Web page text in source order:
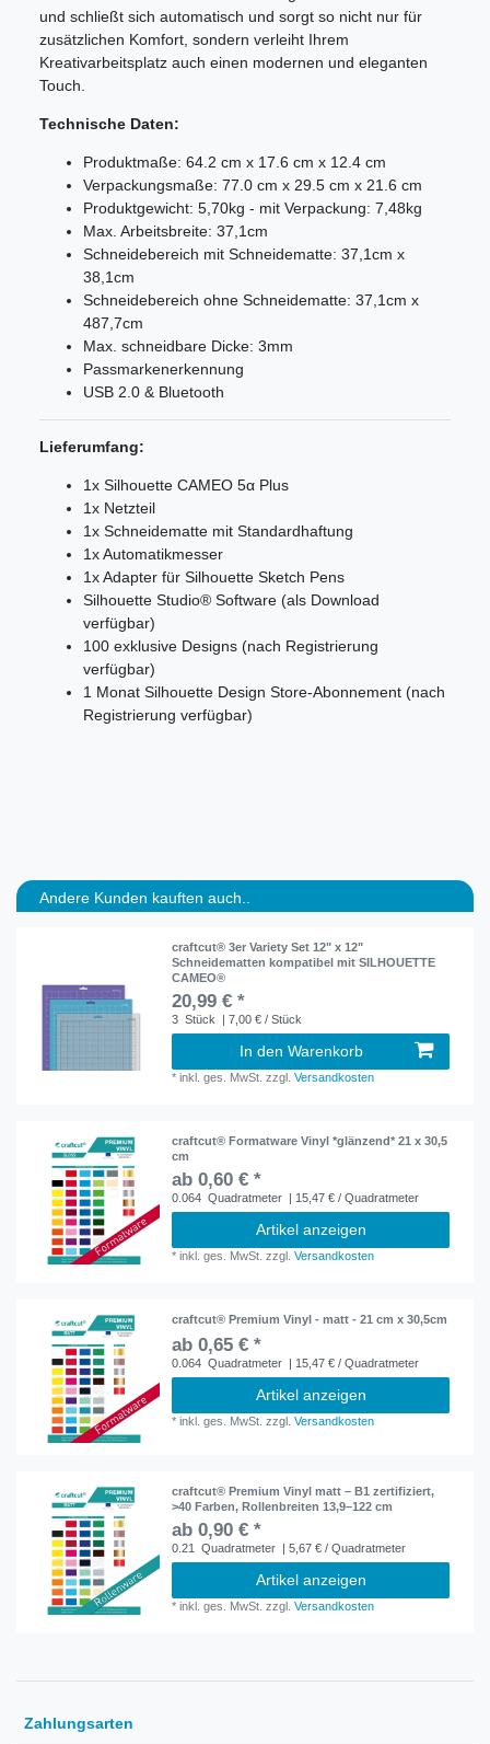
und schließt sich automatisch und sorgt so nicht nur für
zusätzlichen Komfort, sondern verleiht Ihrem
Kreativarbeitsplatz auch einen modernen und eleganten
Touch.
Technische Daten:
Produktmaße: 64.2 cm x 17.6 cm x 12.4 cm
Verpackungsmaße: 77.0 cm x 29.5 cm x 21.6 cm
Produktgewicht: 5,70kg - mit Verpackung: 7,48kg
Max. Arbeitsbreite: 37,1cm
Schneidebereich mit Schneidematte: 37,1cm x
38,1cm
Schneidebereich ohne Schneidematte: 37,1cm x
487,7cm
Max. schneidbare Dicke: 3mm
Passmarkenerkennung
USB 2.0 & Bluetooth
Lieferumfang:
1x Silhouette CAMEO 5α Plus
1x Netzteil
1x Schneidematte mit Standardhaftung
1x Automatikmesser
1x Adapter für Silhouette Sketch Pens
Silhouette Studio® Software (als Download
verfügbar)
100 exklusive Designs (nach Registrierung
verfügbar)
1 Monat Silhouette Design Store-Abonnement (nach
Registrierung verfügbar)
Andere Kunden kauften auch..
craftcut® 3er Variety Set 12" x 12"
Schneidematten kompatibel mit SILHOUETTE
CAMEO®
20,99 € *
3 Stück | 7,00 € / Stück
In den Warenkorb
*inkl. ges. MwSt. zzgl.Versandkosten
craftcut® Formatware Vinyl *glänzend* 21 x 30,5
cm
ab 0,60 € *
0.064 Quadratmeter | 15,47 € / Quadratmeter
Artikel anzeigen
*inkl. ges. MwSt. zzgl.Versandkosten
craftcut® Premium Vinyl - matt - 21 cm x 30,5cm
ab 0,65 € *
0.064 Quadratmeter | 15,47 € / Quadratmeter
Artikel anzeigen
*inkl. ges. MwSt. zzgl.Versandkosten
craftcut® Premium Vinyl matt – B1 zertifiziert,
>40 Farben, Rollenbreiten 13,9–122 cm
ab 0,90 € *
0.21 Quadratmeter | 5,67 € / Quadratmeter
Artikel anzeigen
*inkl. ges. MwSt. zzgl.Versandkosten
Zahlungsarten